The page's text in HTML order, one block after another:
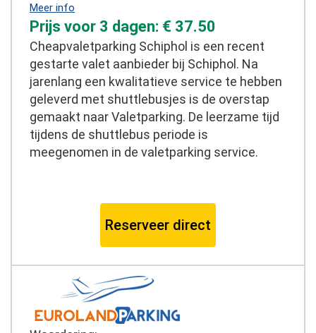
Meer info
Prijs voor 3 dagen: € 37.50
Cheapvaletparking Schiphol is een recent
gestarte valet aanbieder bij Schiphol. Na
jarenlang een kwalitatieve service te hebben
geleverd met shuttlebusjes is de overstap
gemaakt naar Valetparking. De leerzame tijd
tijdens de shuttlebus periode is
meegenomen in de valetparking service.
Reserveer direct